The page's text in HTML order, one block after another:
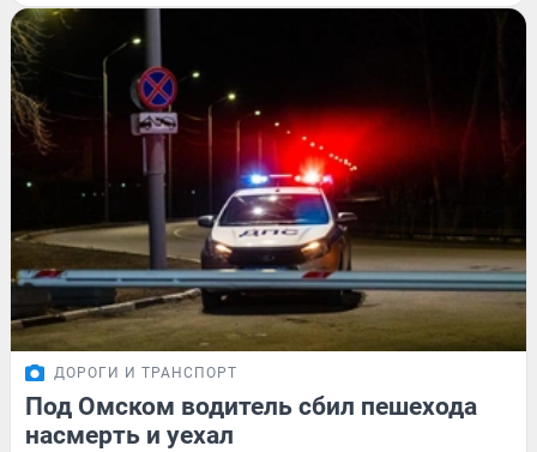
ДОРОГИ И ТРАНСПОРТ
Под Омском водитель сбил пешехода
насмерть и уехал